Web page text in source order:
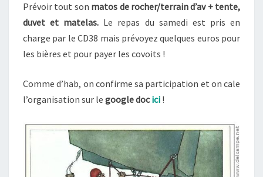
Prévoir tout son matos de rocher/terrain d’av + tente,
duvet et matelas. Le repas du samedi est pris en
charge par le CD38 mais prévoyez quelques euros pour
les bières et pour payer les covoits !
Comme d’hab, on confirme sa participation et on cale
l’organisation sur le google docici !